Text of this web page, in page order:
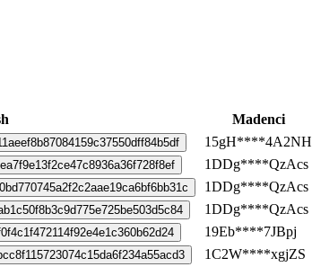
Madenci
15gH****4A2NH
1DDg****QzAcs
1DDg****QzAcs
1DDg****QzAcs
19Eb****7JBpj
1C2W****xgjZS